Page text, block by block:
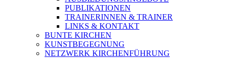
PUBLIKATIONEN
TRAINERINNEN & TRAINER
LINKS & KONTAKT
BUNTE KIRCHEN
KUNSTBEGEGNUNG
NETZWERK KIRCHENFÜHRUNG